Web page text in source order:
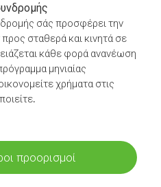
σάς προσφέρει την
σταθερά και κινητά σε
κάθε φορά ανανέωση
μηνιαίας
χρήματα στις
προορισμοί